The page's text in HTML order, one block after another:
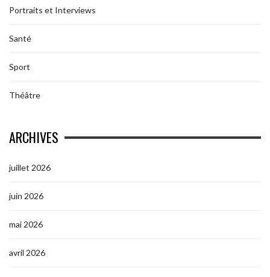
Portraits et Interviews
Santé
Sport
Théâtre
ARCHIVES
juillet 2026
juin 2026
mai 2026
avril 2026